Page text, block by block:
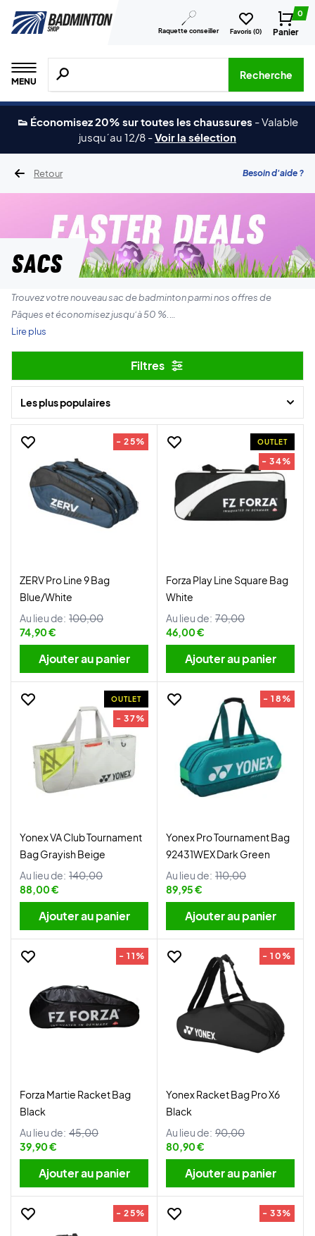
Raquette conseiller Favoris (0)
0
Panier
MENU
Recherche de produits, de marques, etc.
Recherche
👟 Économisez 20% sur toutes les chaussures -Valable
jusqu´au 12/8 -Voir la sélection
Retour Besoin d'aide ?
Sacs
Trouvez votre nouveau sac de badminton parmi nos offres de
Pâques et économisez jusqu’à 50 %.
Joyeuses Pâques et bon shopping !
Lire plus
Filtres
Les plus populaires
- 25%
ZERV Pro Line 9 Bag
Blue/White
Au lieu de: 100,00
74,90 €
Ajouter au panier
OUTLET
- 34%
Forza Play Line Square Bag
White
Au lieu de: 70,00
46,00 €
Ajouter au panier
OUTLET
- 37%
Yonex VA Club Tournament
Bag Grayish Beige
Au lieu de: 140,00
88,00 €
Ajouter au panier
- 18%
Yonex Pro Tournament Bag
92431WEX Dark Green
Au lieu de: 110,00
89,95 €
Ajouter au panier
- 11%
Forza Martie Racket Bag
Black
Au lieu de: 45,00
39,90 €
Ajouter au panier
- 10%
Yonex Racket Bag Pro X6
Black
Au lieu de: 90,00
80,90 €
Ajouter au panier
- 25% - 33%